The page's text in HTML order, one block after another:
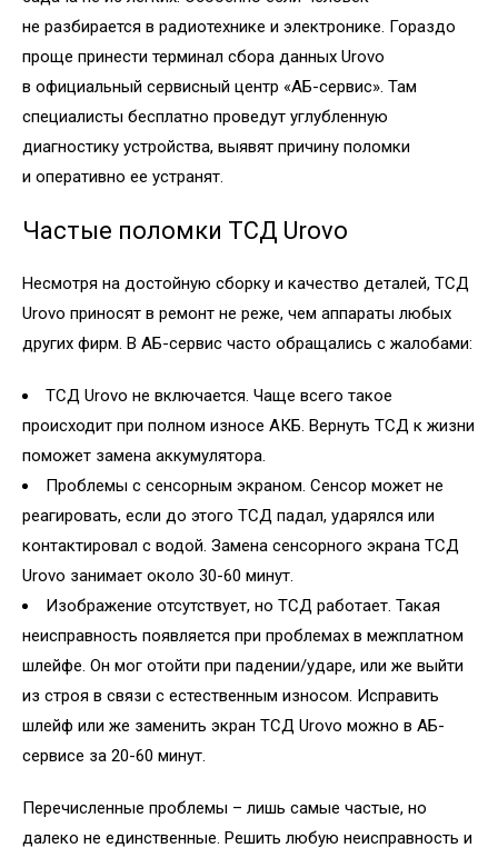
не разбирается в радиотехнике и электронике. Гораздо
проще принести терминал сбора данных Urovo
в официальный сервисный центр «АБ-сервис». Там
специалисты бесплатно проведут углубленную
диагностику устройства, выявят причину поломки
и оперативно ее устранят.
Частые поломки ТСД Urovo
Несмотря на достойную сборку и качество деталей, ТСД
Urovo приносят в ремонт не реже, чем аппараты любых
других фирм. В АБ-сервис часто обращались с жалобами:
ТСД Urovo не включается. Чаще всего такое
происходит при полном износе АКБ. Вернуть ТСД к жизни
поможет замена аккумулятора.
Проблемы с сенсорным экраном. Сенсор может не
реагировать, если до этого ТСД падал, ударялся или
контактировал с водой. Замена сенсорного экрана ТСД
Urovo занимает около 30-60 минут.
Изображение отсутствует, но ТСД работает. Такая
неисправность появляется при проблемах в межплатном
шлейфе. Он мог отойти при падении/ударе, или же выйти
из строя в связи с естественным износом. Исправить
шлейф или же заменить экран ТСД Urovo можно в АБ-
сервисе за 20-60 минут.
Перечисленные проблемы – лишь самые частые, но
далеко не единственные. Решить любую неисправность и